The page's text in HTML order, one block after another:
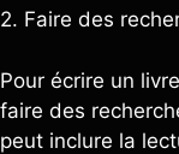
2. Faire des
Pour écrire un
faire des
peut inclure la